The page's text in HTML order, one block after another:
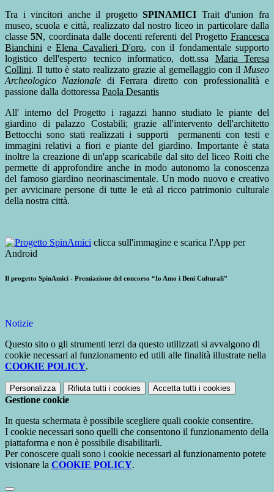
Tra i vincitori anche il progettoSPINAMICI Trait d'union fra
museo, scuola e città, realizzato dal nostro liceo in particolare dalla
classe5N, coordinata dalle docenti referenti del Progetto Francesca
Bianchini e Elena Cavalieri D'oro, con il fondamentale supporto
logistico dell'esperto tecnico informatico, dott.ssa Maria Teresa
Collini. Il tutto è stato realizzato grazie al gemellaggio con il Museo
Archeologico Nazionale di Ferrara diretto con professionalità e
passione dalla dottoressa Paola Desantis
All' interno del Progetto i ragazzi hanno studiato le piante del
giardino di palazzo Costabili; grazie all'intervento dell'architetto
Bettocchi sono stati realizzati i supporti permanenti con testi e
immagini relativi a fiori e piante del giardino. Importante è stata
inoltre la creazione di un'app scaricabile dal sito del liceo Roiti che
permette di approfondire anche in modo autonomo la conoscenza
del famoso giardino neorinascimentale. Un modo nuovo e creativo
per avvicinare persone di tutte le età al ricco patrimonio culturale
della nostra città.
clicca sull'immagine e scarica l'App per
Android
Il progetto SpinAmici - Premiazione del concorso “Io Amo i Beni Culturali”
Notizie
Questo sito o gli strumenti terzi da questo utilizzati si avvalgono di
cookie necessari al funzionamento ed utili alle finalità illustrate nella
COOKIE POLICY.
Personalizza Rifiuta tutti i cookies Accetta tutti i cookies
Gestione cookie
In questa schermata è possibile scegliere quali cookie consentire.
I cookie necessari sono quelli che consentono il funzionamento della
piattaforma e non è possibile disabilitarli.
Per conoscere quali sono i cookie necessari al funzionamento potete
visionare la COOKIE POLICY.